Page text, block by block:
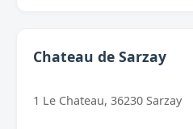
Chateau de Sarzay
1 Le Chateau, 36230 Sarzay